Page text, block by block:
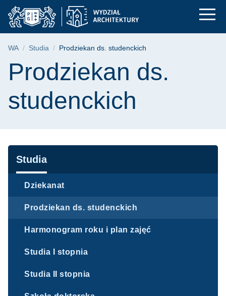
Przejdź
do
menu
Przejdź
do
wyszukiwarki
Przejdź
do
treści
Prodziekan ds.
Ścieżka nawigacyjna
WA Studia Prodziekan ds. studenckich
Treść strony
Prodziekan ds.
studenckich
Nawigacja
Studia
Dziekanat
Prodziekan ds. studenckich
Harmonogram roku i plan zajęć
Studia I stopnia
Studia II stopnia